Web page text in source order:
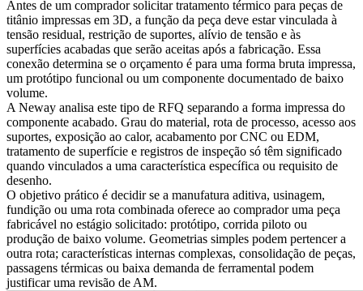
Antes de um comprador solicitar tratamento térmico para peças de
titânio impressas em 3D, a função da peça deve estar vinculada à
tensão residual, restrição de suportes, alívio de tensão e às
superfícies acabadas que serão aceitas após a fabricação. Essa
conexão determina se o orçamento é para uma forma bruta impressa,
um protótipo funcional ou um componente documentado de baixo
volume.
A Neway analisa este tipo de RFQ separando a forma impressa do
componente acabado. Grau do material, rota de processo, acesso aos
suportes, exposição ao calor, acabamento por CNC ou EDM,
tratamento de superfície e registros de inspeção só têm significado
quando vinculados a uma característica específica ou requisito de
desenho.
O objetivo prático é decidir se a manufatura aditiva, usinagem,
fundição ou uma rota combinada oferece ao comprador uma peça
fabricável no estágio solicitado: protótipo, corrida piloto ou
produção de baixo volume. Geometrias simples podem pertencer a
outra rota; características internas complexas, consolidação de peças,
passagens térmicas ou baixa demanda de ferramental podem
justificar uma revisão de AM.